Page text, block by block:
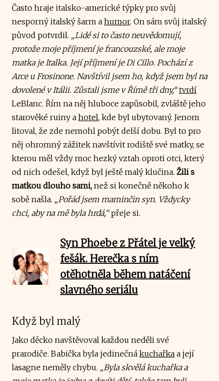
Často hraje italsko-americké týpky pro svůj
nesporný italský šarm a humor. On sám svůj italský
původ potvrdil. „Lidé si to často neuvědomují,
protože moje příjmení je francouzské, ale moje
matka je Italka. Její příjmení je Di Cillo. Pochází z
Arce u Frosinone. Navštívil jsem ho, když jsem byl na
dovolené v Itálii. Zůstali jsme v Římě tři dny,“ tvrdí
LeBlanc. Řím na něj hluboce zapůsobil, zvláště jeho
starověké ruiny a hotel, kde byl ubytovaný. Jenom
litoval, že zde nemohl pobýt delší dobu. Byl to pro
něj ohromný zážitek navštívit rodiště své matky, se
kterou měl vždy moc hezký vztah oproti otci, který
od nich odešel, když byl ještě malý klučina. Žili s
matkou dlouho sami, než si konečně někoho k
sobě našla. „Pořád jsem maminčin syn. Vždycky
chci, aby na mě byla hrdá,“přeje si.
Syn Phoebe z Přátel je velký
fešák. Herečka s ním
otěhotněla během natáčení
slavného seriálu
Když byl malý
Jako děcko navštěvoval každou neděli své
prarodiče. Babička byla jedinečná kuchařka a její
lasagne neměly chybu. „Byla skvělá kuchařka a